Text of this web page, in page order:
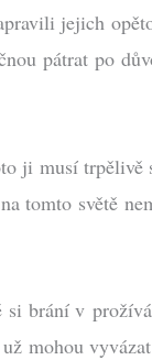
jejich
pátrat po
ji musí
světě
si brání v
mohou